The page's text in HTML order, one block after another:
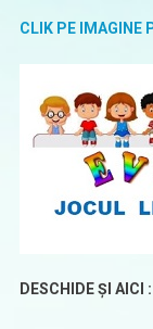
CLIK PE IMAGINE
DESCHIDE ȘI AICI :